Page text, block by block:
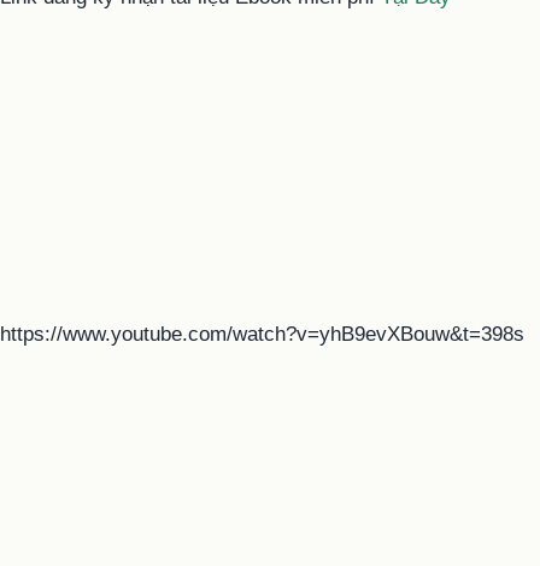
https://www.youtube.com/watch?v=yhB9evXBouw&t=398s